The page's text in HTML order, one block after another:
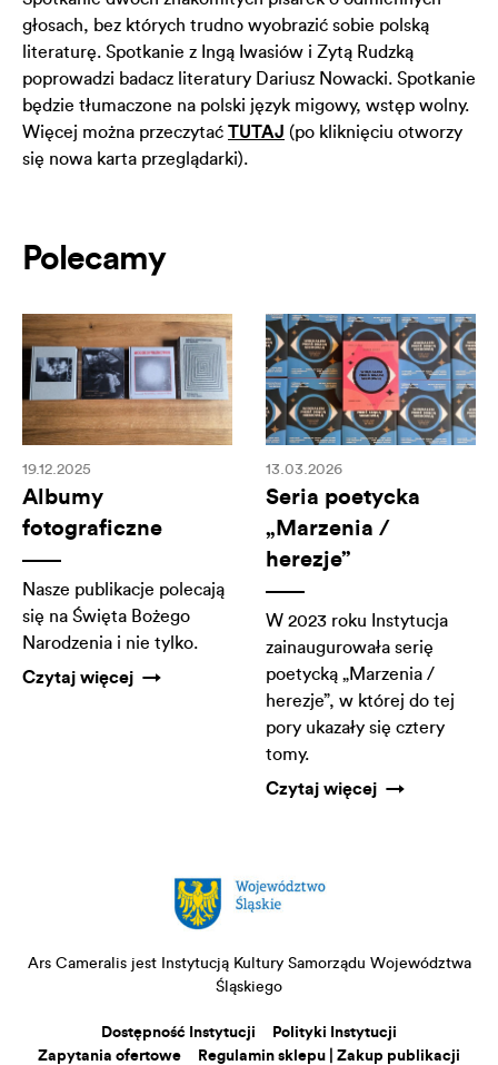
głosach, bez których trudno wyobrazić sobie polską
literaturę. Spotkanie z Ingą Iwasiów i Zytą Rudzką
poprowadzi badacz literatury Dariusz Nowacki. Spotkanie
będzie tłumaczone na polski język migowy, wstęp wolny.
Więcej można przeczytać TUTAJ (po kliknięciu otworzy
się nowa karta przeglądarki).
Polecamy
19.12.2025
Albumy
fotograficzne
Nasze publikacje polecają
się na Święta Bożego
Narodzenia i nie tylko.
Czytaj więcej
13.03.2026
Seria poetycka
„Marzenia /
herezje”
W 2023 roku Instytucja
zainaugurowała serię
poetycką „Marzenia /
herezje”, w której do tej
pory ukazały się cztery
tomy.
Czytaj więcej
Ars Cameralis jest Instytucją Kultury Samorządu Województwa
Śląskiego
Dostępność Instytucji
Polityki Instytucji
Zapytania ofertowe
Regulamin sklepu | Zakup publikacji